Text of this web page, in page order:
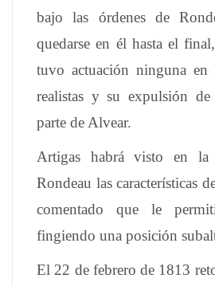
bajo las órdenes de
quedarse en él hasta el
tuvo actuación ninguna
realistas y su expulsión
parte de Alvear.
Artigas habrá visto en la
Rondeau las características
comentado que le
fingiendo una posición
El 22 de febrero de 1813